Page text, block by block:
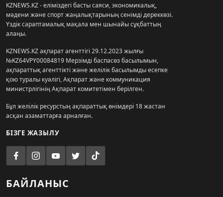
KZNEWS.KZ - еліміздегі басты саяси, экономикалық,
мәдени және спорт жаңалықтарының сенімді дереккөзі.
Үздік сараптамалық мақала мен шынайы сұқбаттың
алаңы.
KZNEWS.KZ ақпарат агенттігі 29.12.2023 жылғы
№KZ64VPY00084819 Мерзімді баспасөз басылымын,
ақпараттық агенттікті және желілік басылымды есепке
қою туралы куәлігі, Ақпарат және коммуникация
министрлігінің Ақпарат комитетімен берілген.
Бұл желілік ресурстың ақпараттық өнімдері 18 жастан
асқан азаматтарға арналған.
БІЗГЕ ЖАЗЫЛУ
БАЙЛАНЫС